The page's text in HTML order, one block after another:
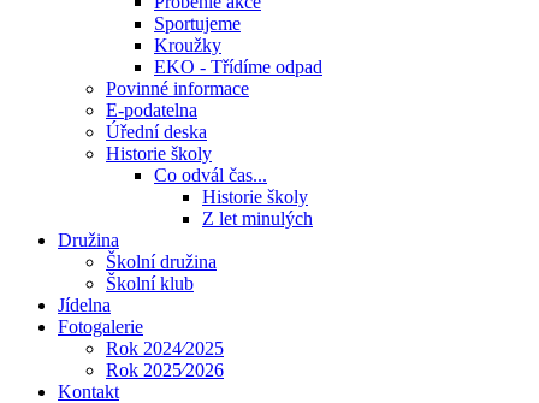
Sportujeme
Kroužky
EKO - Třídíme odpad
Povinné informace
E-podatelna
Úřední deska
Historie školy
Co odvál čas...
Historie školy
Z let minulých
Družina
Školní družina
Školní klub
Jídelna
Fotogalerie
Rok 2024⁄2025
Rok 2025⁄2026
Kontakt